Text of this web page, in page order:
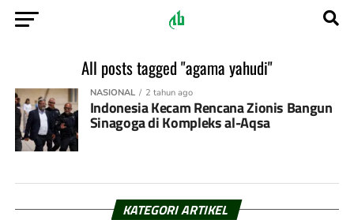
All posts tagged "agama yahudi"
NASIONAL 2 tahun ago
Indonesia Kecam Rencana Zionis Bangun
Sinagoga di Kompleks al-Aqsa
KATEGORI ARTIKEL